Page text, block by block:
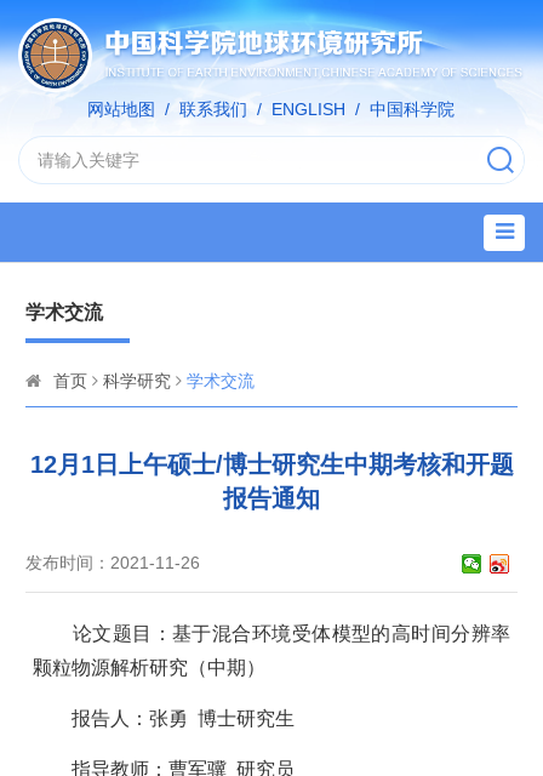
网站地图 / 联系我们 / ENGLISH / 中国科学院
学术交流
首页 科学研究 学术交流
12月1日上午硕士/博士研究生中期考核和开题
报告通知
发布时间：2021-11-26
论文题目：基于混合环境受体模型的高时间分辨率
颗粒物源解析研究 （中期）
报告人：张勇 博士研究生
指导教师：曹军骥 研究员